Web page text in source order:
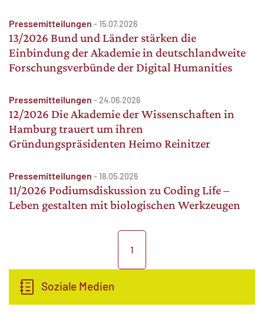
Pressemitteilungen - 15.07.2026
13/2026 Bund und Länder stärken die
Einbindung der Akademie in deutschlandweite
Forschungsverbünde der Digital Humanities
Pressemitteilungen - 24.06.2026
12/2026 Die Akademie der Wissenschaften in
Hamburg trauert um ihren
Gründungspräsidenten Heimo Reinitzer
Pressemitteilungen - 18.05.2026
11/2026 Podiumsdiskussion zu Coding Life –
Leben gestalten mit biologischen Werkzeugen
1
Soziale Medien